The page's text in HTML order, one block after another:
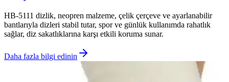
HB-5111 dizlik, neopren malzeme, çelik çerçeve ve ayarlanabilir
bantlarıyla dizleri stabil tutar, spor ve günlük kullanımda rahatlık
sağlar, diz sakatlıklarına karşı etkili koruma sunar.
Daha fazla bilgi edinin